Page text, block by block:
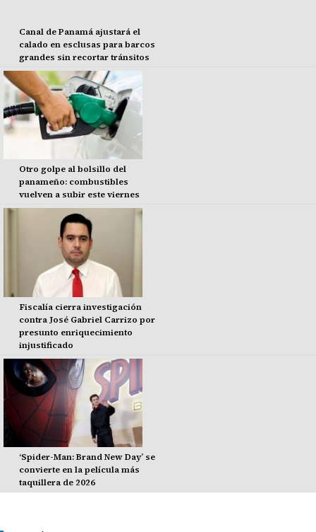
Canal de Panamá ajustará el
calado en esclusas para barcos
grandes sin recortar tránsitos
Otro golpe al bolsillo del
panameño: combustibles
vuelven a subir este viernes
Fiscalía cierra investigación
contra José Gabriel Carrizo por
presunto enriquecimiento
injustificado
‘Spider-Man: Brand New Day’ se
convierte en la película más
taquillera de 2026